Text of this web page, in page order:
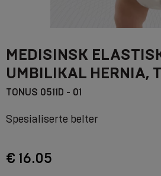
MEDISINSK
UMBILIKAL HERNIA,
TONUS 0511D - 01
Spesialiserte belter
€ 16.05